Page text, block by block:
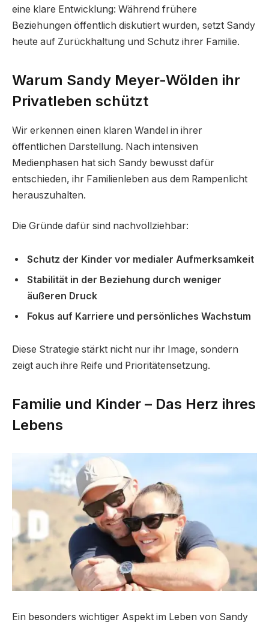
eine klare Entwicklung: Während frühere
Beziehungen öffentlich diskutiert wurden, setzt Sandy
heute auf Zurückhaltung und Schutz ihrer Familie.
Warum Sandy Meyer-Wölden ihr
Privatleben schützt
Wir erkennen einen klaren Wandel in ihrer
öffentlichen Darstellung. Nach intensiven
Medienphasen hat sich Sandy bewusst dafür
entschieden, ihr Familienleben aus dem Rampenlicht
herauszuhalten.
Die Gründe dafür sind nachvollziehbar:
Schutz der Kinder vor medialer Aufmerksamkeit
Stabilität in der Beziehung durch weniger
äußeren Druck
Fokus auf Karriere und persönliches Wachstum
Diese Strategie stärkt nicht nur ihr Image, sondern
zeigt auch ihre Reife und Prioritätensetzung.
Familie und Kinder – Das Herz ihres
Lebens
Ein besonders wichtiger Aspekt im Leben von Sandy